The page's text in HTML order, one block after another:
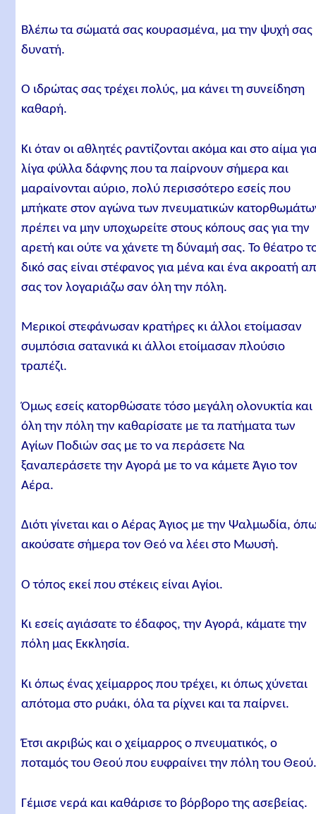
Βλέπω τα σώματά σας κουρασμένα, μα την ψυχή σας
δυνατή.
Ο ιδρώτας σας τρέχει πολύς, μα κάνει τη συνείδηση
καθαρή.
Κι όταν οι αθλητές ραντίζονται ακόμα και στο αίμα
λίγα φύλλα δάφνης που τα παίρνουν σήμερα και
μαραίνονται αύριο, πολύ περισσότερο εσείς που
μπήκατε στον αγώνα των πνευματικών
πρέπει να μην υποχωρείτε στους κόπους σας για την
αρετή και ούτε να χάνετε τη δύναμή σας. Το θέατρο
δικό σας είναι στέφανος για μένα και ένα ακροατή
σας τον λογαριάζω σαν όλη την πόλη.
Μερικοί στεφάνωσαν κρατήρες κι άλλοι ετοίμασαν
συμπόσια σατανικά κι άλλοι ετοίμασαν πλούσιο
τραπέζι.
Όμως εσείς κατορθώσατε τόσο μεγάλη ολονυκτία και
όλη την πόλη την καθαρίσατε με τα πατήματα των
Αγίων Ποδιών σας με το να περάσετε Να
ξαναπεράσετε την Αγορά με το να κάμετε Άγιο τον
Αέρα.
Διότι γίνεται και ο Αέρας Άγιος με την Ψαλμωδία,
ακούσατε σήμερα τον Θεό να λέει στο Μωυσή.
Ο τόπος εκεί που στέκεις είναι Αγίοι.
Κι εσείς αγιάσατε το έδαφος, την Αγορά, κάματε την
πόλη μας Εκκλησία.
Κι όπως ένας χείμαρρος που τρέχει, κι όπως χύνεται
απότομα στο ρυάκι, όλα τα ρίχνει και τα παίρνει.
Έτσι ακριβώς και ο χείμαρρος ο πνευματικός, ο
ποταμός του Θεού που ευφραίνει την πόλη του
Γέμισε νερά και καθάρισε το βόρβορο της ασεβείας.